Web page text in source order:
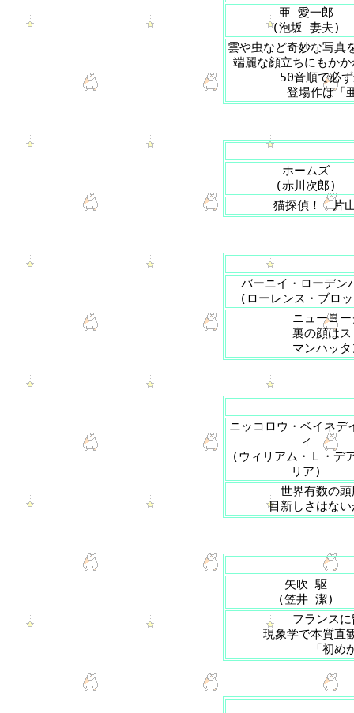
亜 愛一郎
(泡坂 妻夫)
雲や虫など奇妙な写真
端麗な顔立ちにもか
50音順で必
登場作は「
ホームズ
(赤川次郎)
猫探偵！ 片
バーニイ・ローデン
(ローレンス・ブロ
ニューヨ
裏の顔は
マンハッ
ニッコロウ・ベイネデ
ィ
(ウィリアム・Ｌ・デ
リア)
世界有数の
目新しさはな
矢吹 駆
(笠井 潔)
フランス
現象学で本質直
「初め